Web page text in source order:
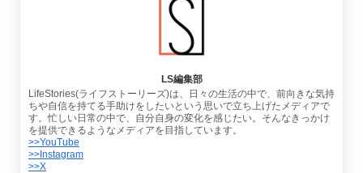
LS編集部
LifeStories(ライフストーリーズ)は、日々の生活の中で、前向きな気持
ちや自信を持てる手助けをしたいという思いで立ち上げたメディアで
す。忙しい日常の中で、自分自身の変化を感じたい。そんなきっかけ
を提供できるようなメディアを目指しています。
>>YouTube
>>Instagram
>>X